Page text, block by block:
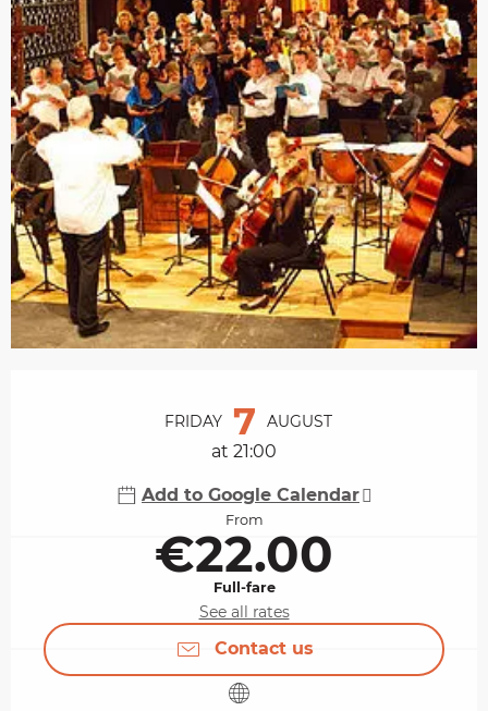
FRIDAY 7 AUGUST
at 21:00
Add to Google Calendar
From
€22.00
Full-fare
See all rates
Contact us